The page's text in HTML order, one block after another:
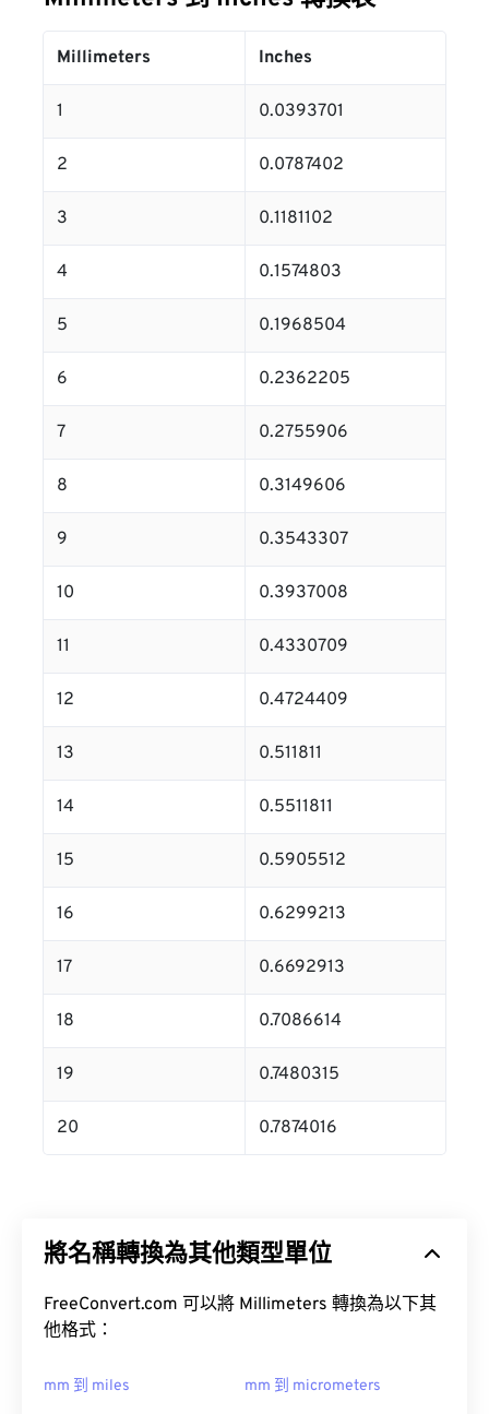
Millimeters Inches
1 0.0393701
2 0.0787402
3 0.1181102
4 0.1574803
5 0.1968504
6 0.2362205
7 0.2755906
8 0.3149606
9 0.3543307
10 0.3937008
11 0.4330709
12 0.4724409
13 0.511811
14 0.5511811
15 0.5905512
16 0.6299213
17 0.6692913
18 0.7086614
19 0.7480315
20 0.7874016
將名稱轉換為其他類型單位
FreeConvert.com 可以將 Millimeters 轉換為以下其
他格式：
mm 到 miles mm 到 micrometers